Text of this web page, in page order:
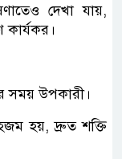
দেখা যায়,
কার্যকর।
সময় উপকারী।
হয়, দ্রুত শক্তি